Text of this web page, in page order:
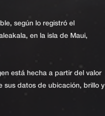
según lo registró el
en la isla de Maui,
está hecha a partir del valor
sus datos de ubicación, brillo y